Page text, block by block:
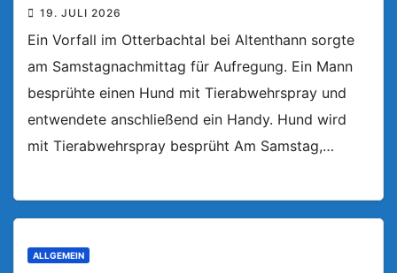
19. JULI 2026
Ein Vorfall im Otterbachtal bei Altenthann sorgte
am Samstagnachmittag für Aufregung. Ein Mann
besprühte einen Hund mit Tierabwehrspray und
entwendete anschließend ein Handy. Hund wird
mit Tierabwehrspray besprüht Am Samstag,…
ALLGEMEIN